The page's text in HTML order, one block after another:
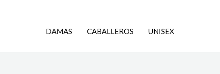
DAMAS CABALLEROS UNISEX